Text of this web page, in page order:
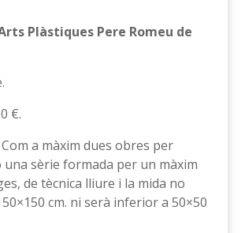
Plàstiques Pere Romeu de
€.
a màxim dues obres per
sèrie formada per un màxim
de tècnica lliure i la mida no
cm. ni serà inferior a 50×50